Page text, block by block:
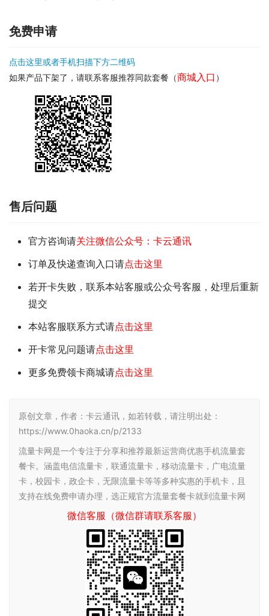
免费申请
点击这里或者手机扫描下方二维码
如果产品下架了，请联系客服推荐同款套餐（商城入口 ）
售后问题
官方咨询请关注微信公众号：卡云通讯
订单及快递查询入口请点击这里
若开卡失败，联系本站客服或公众号客服，处理后重新
提交
本站客服联系方式请点击这里
开卡常见问题请点击这里
更多免费领卡商城请点击这里
原创文章，作者：卡云通讯，如若转载，请注明出处：
https://www.0haoka.cn/p/2133
流量卡网是一个专注于分享和推荐最新运营商优惠手机流量套
餐卡。涵盖电信流量卡，联通流量卡，移动流量卡，广电流量
卡，校园卡，政企卡，无限流量卡等等多种实惠的手机卡，且
支持在线免费申请办理，选正规官方流量套餐卡就到流量卡网
微信客服（微信群请联系客服）